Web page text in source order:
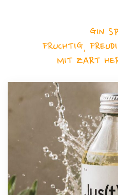
GIN
FRUCHTIG,
MIT ZART